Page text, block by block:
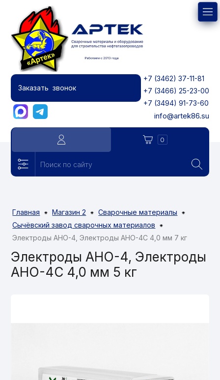
Заказать звонок
+7 (3462) 37-11-81
+7 (3466) 25-23-00
+7 (3494) 91-73-60
info@artek86.su
0
Главная ⁕ Магазин 2 ⁕ Сварочные материалы ⁕
Сычёвский завод сварочных материалов ⁕
Электроды АНО-4, Электроды АНО-4С 4,0 мм 7 кг
Электроды АНО-4, Электроды
АНО-4С 4,0 мм 5 кг